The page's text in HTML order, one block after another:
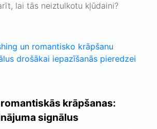
lai tās neiztulkotu kļūdaini?
krāpšanas:
signālus